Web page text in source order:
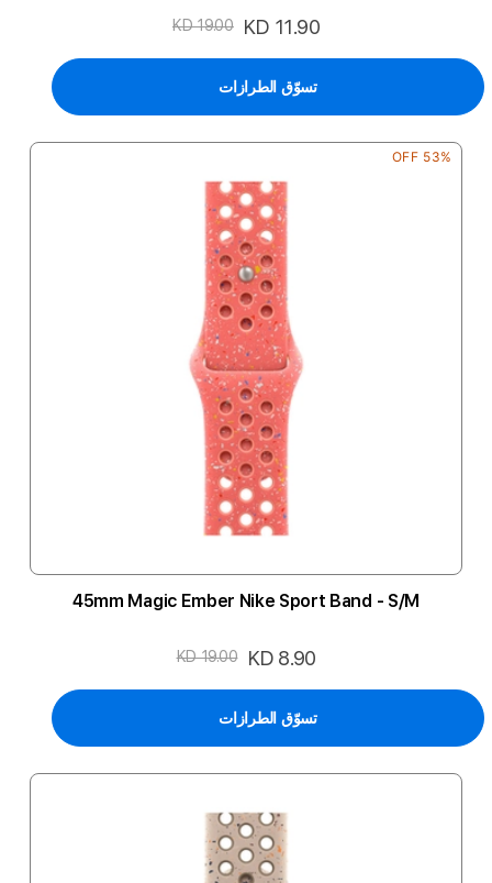
السعر
KD 11.90
KD 19.00
تسوّق الطرازات
53% OFF
45mm Magic Ember Nike Sport Band - S/M
السعر
KD 8.90
KD 19.00
تسوّق الطرازات